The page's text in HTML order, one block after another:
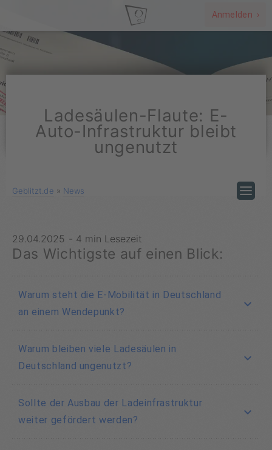
Anmelden ›
Ladesäulen-Flaute: E-
Auto-Infrastruktur bleibt
ungenutzt
Geblitzt.de » News
29.04.2025 - 4 min Lesezeit
Das Wichtigste auf einen Blick:
Warum steht die E-Mobilität in Deutschland
an einem Wendepunkt?
Wendepunkt, da trotz stabilisierender
Fahrzeugbestände die Neuzulassungen
unterausgelastet bleiben. Das ursprüngliche
Ziel von 15 Millionen Elektroautos bis 2030
scheint immer weiter entfernt. Zudem gibt es
Warum bleiben viele Ladesäulen in
Deutschland ungenutzt?
Ladeinfrastruktur bleibt ein erheblicher Teil
der Ladesäulen unterausgelastet. Ein großer
Sollte der Ausbau der Ladeinfrastruktur
weiter gefördert werden?